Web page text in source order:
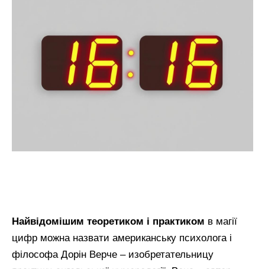
Найвідомішим теоретиком і практиком в магії
цифр можна назвати американську психолога і
філософа Дорін Верче – изобретательницу